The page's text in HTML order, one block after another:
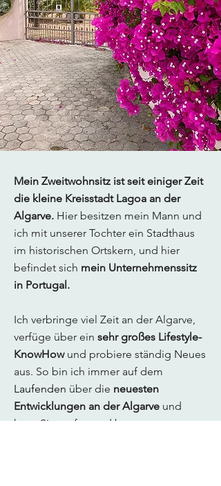
Mein Zweitwohnsitz ist seit einiger Zeit
die kleine Kreisstadt Lagoa an der
Algarve. Hier besitzen mein Mann und
ich mit unserer Tochter ein Stadthaus
im historischen Ortskern, und hier
befindet sich mein Unternehmenssitz
in Portugal.
Ich verbringe viel Zeit an der Algarve,
verfüge über ein sehr großes Lifestyle-
KnowHow und probiere ständig Neues
aus. So bin ich immer auf dem
Laufenden über die neuesten
Entwicklungen an der Algarve und
kann Sie umfassend beraten.